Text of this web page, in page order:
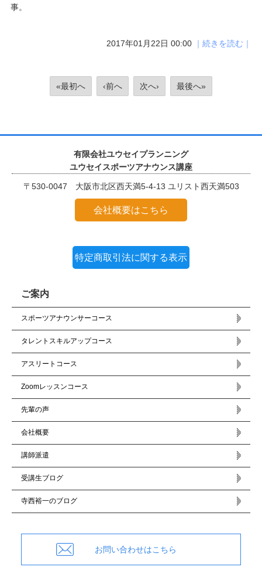
事。
2017年01月22日 00:00 ｜続きを読む｜
«最初へ ‹前へ 次へ› 最後へ»
有限会社ユウセイプランニング
ユウセイスポーツアナウンス講座
〒530-0047 大阪市北区西天満5-4-13 ユリスト西天満503
会社概要はこちら
特定商取引法に関する表示
ご案内
スポーツアナウンサーコース
タレントスキルアップコース
アスリートコース
Zoomレッスンコース
先輩の声
会社概要
講師派遣
受講生ブログ
寺西裕一のブログ
お問い合わせはこちら